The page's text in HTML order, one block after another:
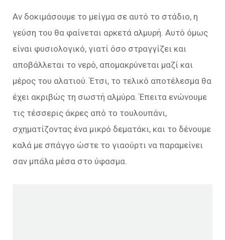
Αν δοκιμάσουμε το μείγμα σε αυτό το στάδιο, η
γεύση του θα φαίνεται αρκετά αλμυρή. Αυτό όμως
είναι φυσιολογικό, γιατί όσο στραγγίζει και
αποβάλλεται το νερό, απομακρύνεται μαζί και
μέρος του αλατιού. Έτσι, το τελικό αποτέλεσμα θα
έχει ακριβώς τη σωστή αλμύρα. Έπειτα ενώνουμε
τις τέσσερις άκρες από το τουλουπάνι,
σχηματίζοντας ένα μικρό δεματάκι, και το δένουμε
καλά με σπάγγο ώστε το γιαούρτι να παραμείνει
σαν μπάλα μέσα στο ύφασμα.